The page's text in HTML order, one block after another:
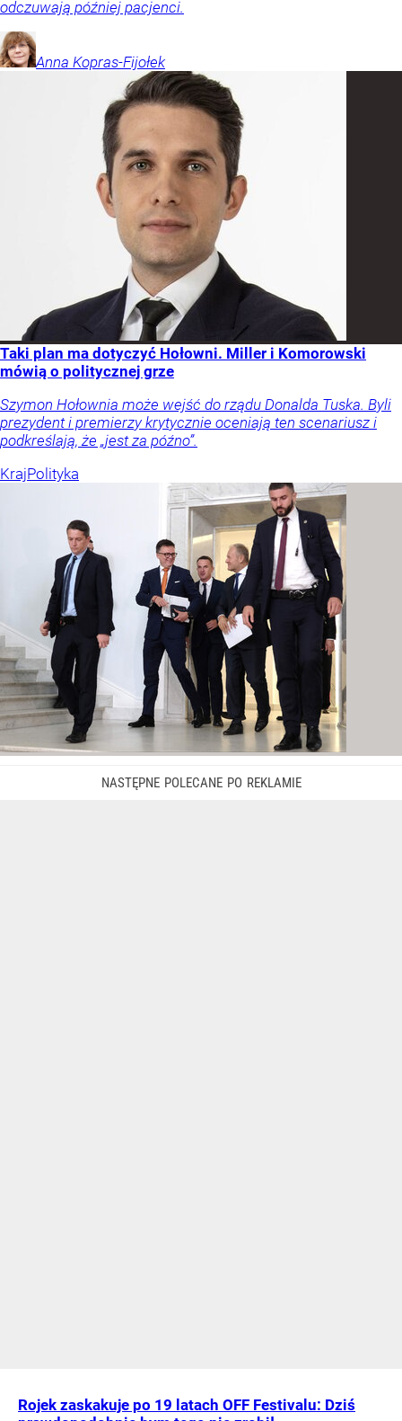
odczuwają później pacjenci.
Anna Kopras-Fijołek
Taki plan ma dotyczyć Hołowni. Miller i Komorowski
mówią o politycznej grze
Szymon Hołownia może wejść do rządu Donalda Tuska. Byli
prezydent i premierzy krytycznie oceniają ten scenariusz i
podkreślają, że „jest za późno”.
KrajPolityka
Rojek zaskakuje po 19 latach OFF Festivalu: Dziś